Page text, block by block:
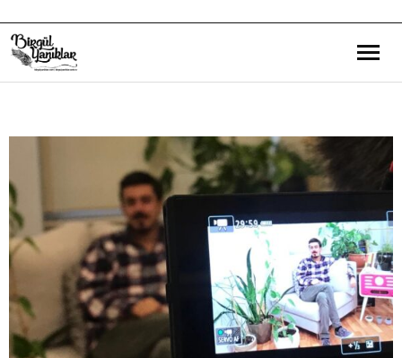
Gezi ve Kültür Yazılarım
Röportajlarım
Destek Olduğum Projeler
Yürüttüğüm Projeler